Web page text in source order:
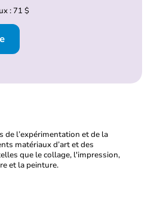
: 71 $
de l’expérimentation et de la
matériaux d’art et des
que le collage, l'impression,
et la peinture.